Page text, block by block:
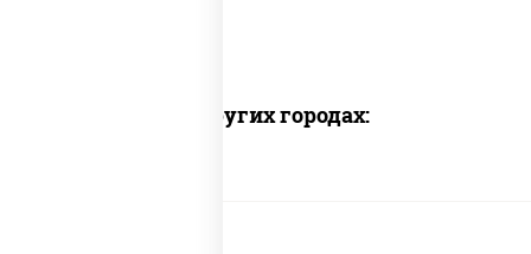
Доставка в других городах: